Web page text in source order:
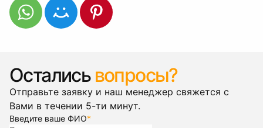
Остались вопросы?
Отправьте заявку и наш менеджер свяжется с
Вами в течении 5-ти минут.
Введите ваше ФИО*